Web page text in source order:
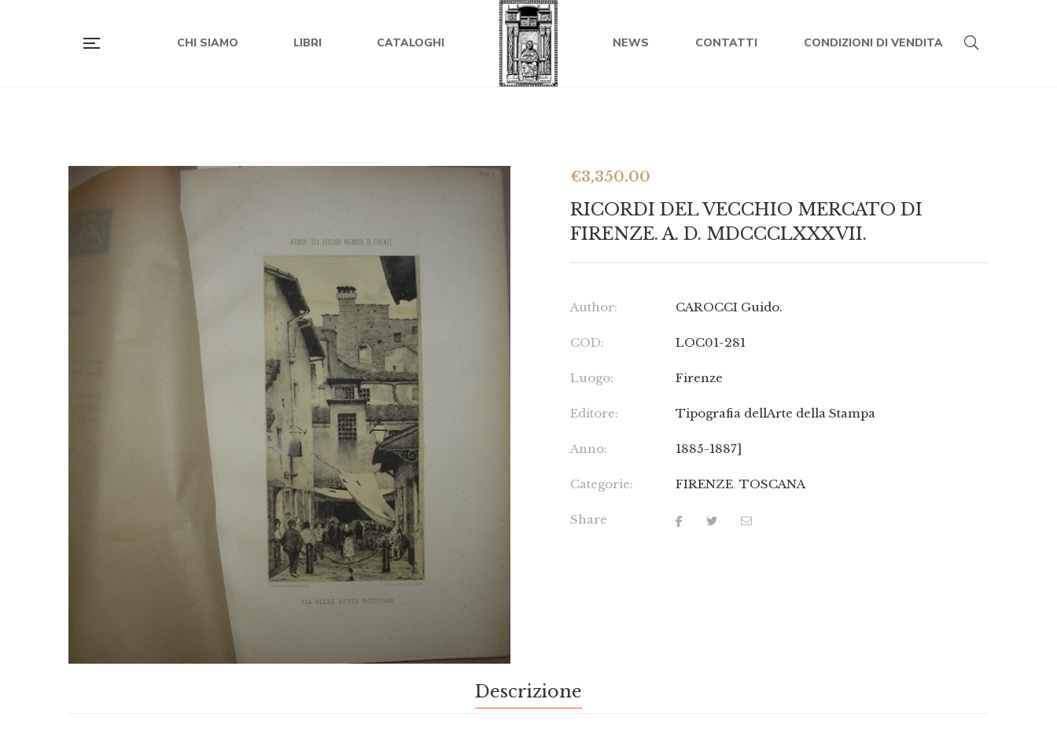
CHI SIAMO LIBRI CATALOGHI NEWS CONTATTI CONDIZIONI DI VENDITA
€3,350.00
RICORDI DEL VECCHIO MERCATO DI
FIRENZE. A. D. MDCCCLXXXVII.
Author: CAROCCI Guido.
COD: LOC01-281
Luogo: Firenze
Editore: Tipografia dellArte della Stampa
Anno: 1885-1887]
Categorie: FIRENZE,TOSCANA
Share
Descrizione